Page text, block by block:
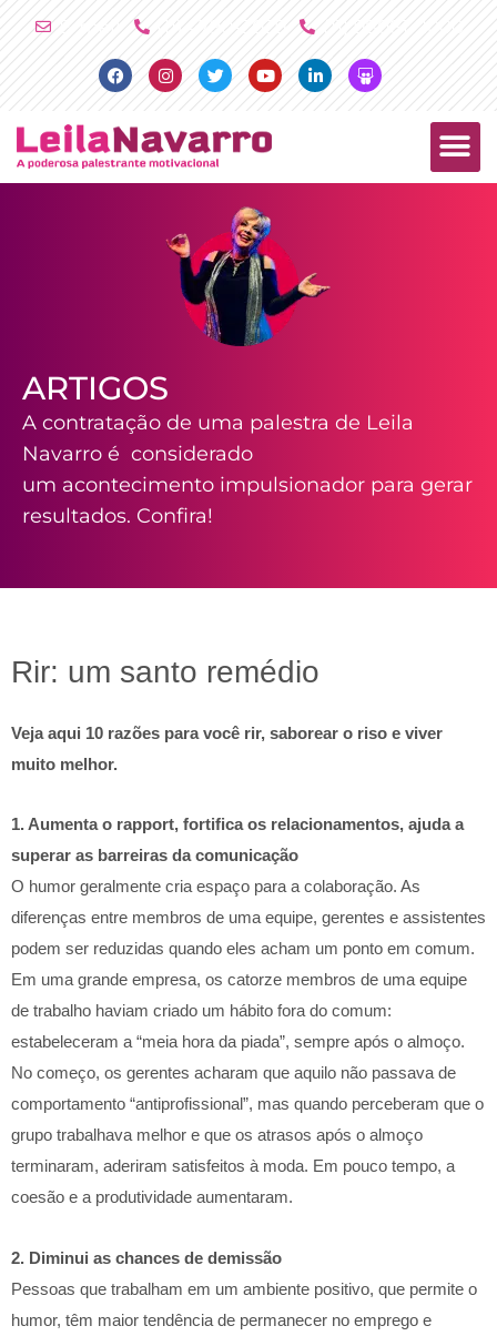
FacebookInstagramTwitterYoutubeLinkedinSlideshare
ARTIGOS
A contratação de uma palestra de Leila
Navarro é considerado
um acontecimento impulsionador para gerar
resultados. Confira!
Rir: um santo remédio
Veja aqui 10 razões para você rir, saborear o riso e viver
muito melhor.
1. Aumenta o rapport, fortifica os relacionamentos, ajuda a
superar as barreiras da comunicação
O humor geralmente cria espaço para a colaboração. As
diferenças entre membros de uma equipe, gerentes e assistentes
podem ser reduzidas quando eles acham um ponto em comum.
Em uma grande empresa, os catorze membros de uma equipe
de trabalho haviam criado um hábito fora do comum:
estabeleceram a “meia hora da piada”, sempre após o almoço.
No começo, os gerentes acharam que aquilo não passava de
comportamento “antiprofissional”, mas quando perceberam que o
grupo trabalhava melhor e que os atrasos após o almoço
terminaram, aderiram satisfeitos à moda. Em pouco tempo, a
coesão e a produtividade aumentaram.
2. Diminui as chances de demissão
Pessoas que trabalham em um ambiente positivo, que permite o
humor, têm maior tendência de permanecer no emprego e